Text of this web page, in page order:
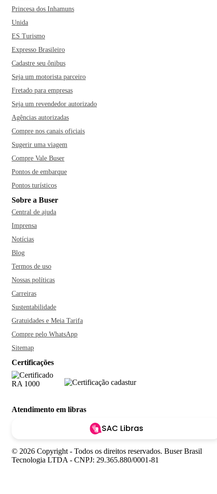
Princesa dos Inhamuns
Unida
ES Turismo
Expresso Brasileiro
Cadastre seu ônibus
Seja um motorista parceiro
Fretado para empresas
Seja um revendedor autorizado
Agências autorizadas
Compre nos canais oficiais
Sugerir uma viagem
Compre Vale Buser
Pontos de embarque
Pontos turísticos
Sobre a Buser
Central de ajuda
Imprensa
Notícias
Blog
Termos de uso
Nossas políticas
Carreiras
Sustentabilidade
Gratuidades e Meia Tarifa
Compre pelo WhatsApp
Sitemap
Certificações
Atendimento em libras
SAC Libras
© 2026 Copyright - Todos os direitos reservados. Buser Brasil
Tecnologia LTDA - CNPJ: 29.365.880/0001-81